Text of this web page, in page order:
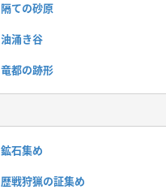
隔ての砂原
油涌き谷
竜都の跡形
鉱石集め
歴戦狩猟の証集め